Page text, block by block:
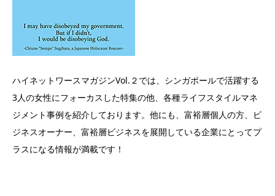
ハイネットワースマガジンVol.２では、シンガポールで活躍する
3人の女性にフォーカスした特集の他、各種ライフスタイルマネ
ジメント事例を紹介しております。他にも、富裕層個人の方、ビ
ジネスオーナー、富裕層ビジネスを展開している企業にとってプ
ラスになる情報が満載です！